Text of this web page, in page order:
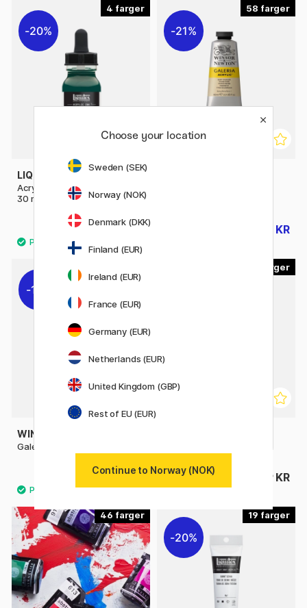
4
20%
LIQUITEX
Acrylic Ink Muted Collection
30 ml
95 KR
58
21%
56 KR
19%
WINSOR & NEWTON
Galeria Akrylmaling 120 ml
79 KR
98 KR 199 KR
46 19
20%
Choose your location
Sweden (SEK)
Norway (NOK)
Denmark (DKK)
Finland (EUR)
Ireland (EUR)
France (EUR)
Germany (EUR)
Netherlands (EUR)
United Kingdom (GBP)
Rest of EU (EUR)
Continue to Norway (NOK)